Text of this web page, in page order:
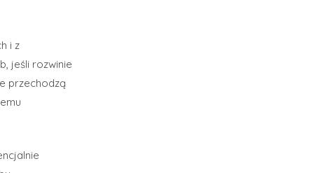
i z
jeśli rozwinie
przechodzą